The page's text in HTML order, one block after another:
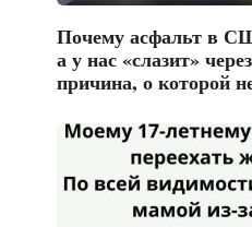
Почему асфальт в
а у нас «слазит»
причина, о которой